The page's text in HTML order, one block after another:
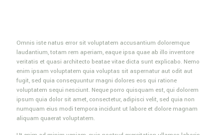
Omnis iste natus error sit voluptatem accusantium doloremque
laudantium, totam rem aperiam, eaque ipsa quae ab illo inventore
veritatis et quasi architecto beatae vitae dicta sunt explicabo. Nemo
enim ipsam voluptatem quia voluptas sit aspernatur aut odit aut
fugit, sed quia consequuntur magni dolores eos qui ratione
voluptatem sequi nesciunt. Neque porro quisquam est, qui dolorem
ipsum quia dolor sit amet, consectetur, adipisci velit, sed quia non
numquam eius modi tempora incidunt ut labore et dolore magnam
aliquam quaerat voluptatem.